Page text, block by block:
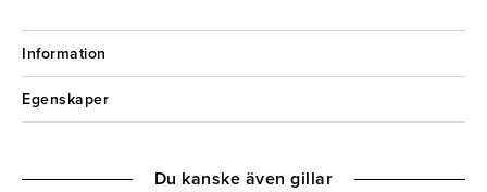
Information
Egenskaper
Du kanske även gillar